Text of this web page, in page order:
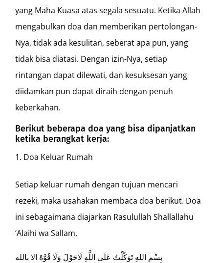
yang Maha Kuasa atas segala sesuatu. Ketika Allah
mengabulkan doa dan memberikan pertolongan-
Nya, tidak ada kesulitan, seberat apa pun, yang
tidak bisa diatasi. Dengan izin-Nya, setiap
rintangan dapat dilewati, dan kesuksesan yang
diidamkan pun dapat diraih dengan penuh
keberkahan.
Berikut beberapa doa yang bisa dipanjatkan
ketika berangkat kerja:
Doa Keluar Rumah
Setiap keluar rumah dengan tujuan mencari
rezeki, maka usahakan membaca doa berikut. Doa
ini sebagaimana diajarkan Rasulullah Shallallahu
‘Alaihi wa Sallam,
بِسْمِ اللهِ تَوَكَّلْتُ عَلَى اللَّهِ لَاحَوْلَ وَلَا قُوَّةَ الا بالله